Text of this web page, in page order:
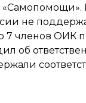
не
7 членов ОИК
об